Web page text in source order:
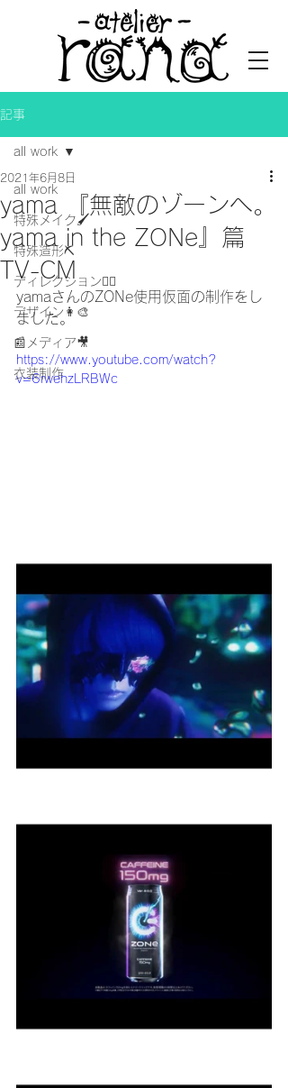
記事
all work
特殊メイク🖌
特殊造形⛏
ディレクション👯‍♀️
デザイン👩‍🎨
📰メディア🎥
衣装制作
all work
yama 『無敵のゾーンへ。
yama in the ZONe』篇
TV-CM
2021年6月8日
yamaさんのZONe使用仮面の制作をし
ました。
https://www.youtube.com/watch?
v=6rwehzLRBWc